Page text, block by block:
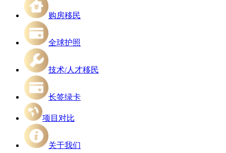
购房移民
全球护照
技术/人才移民
长签绿卡
项目对比
关于我们